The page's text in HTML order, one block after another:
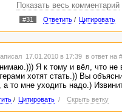
все Ваши вопросы.)
захотите.) Не боги горшки
нормально будет. Если по
вопросы будут, то
помню, чтобы здесь кому-
помощи, не помогли. Во
присутствующих в этой
всегда откликаются на
новичкам.
Совет небольшой, если
пишете, так же как и
побольше читать. Вы тогда
Показать весь комментарий
#31 Ответить/ Цитировать
17.01.2010 в 17:39 в ответ на
Я к тому и вёл, что не
хотят стать.)) Вы
а то мне уходить надо.)
/ Цитировать / Скрыть ветку